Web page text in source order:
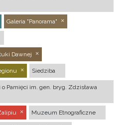
Galeria "Panorama"
Dawnej
Siedziba
Pamięci im. gen. bryg. Zdzisława
Muzeum Etnograficzne